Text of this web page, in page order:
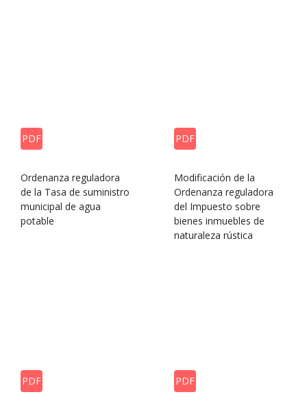
PDF
Ordenanza reguladora
de la Tasa de suministro
municipal de agua
potable
PDF
Modificación de la
Ordenanza reguladora
del Impuesto sobre
bienes inmuebles de
naturaleza rústica
PDF PDF